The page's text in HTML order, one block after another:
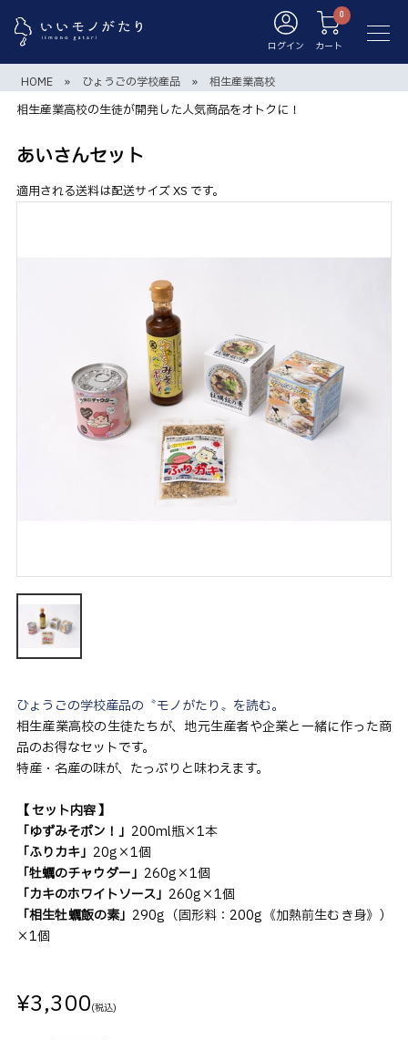
ログイン カート
HOME » ひょうごの学校産品 » 相生産業高校
相生産業高校の生徒が開発した人気商品をオトクに！
あいさんセット
適用される送料は配送サイズ XS です。
ひょうごの学校産品の〝モノがたり〟を読む。
相生産業高校の生徒たちが、地元生産者や企業と一緒に作った商
品のお得なセットです。
特産・名産の味が、たっぷりと味わえます。
【 セット内容 】
「ゆずみそポン！」 200ml瓶×1本
「ふりカキ」 20g×1個
「牡蠣のチャウダー」 260g×1個
「カキのホワイトソース」 260g×1個
「相生牡蠣飯の素」 290g（固形料：200g《加熱前生むき身》）
×1個
¥3,300(税込)